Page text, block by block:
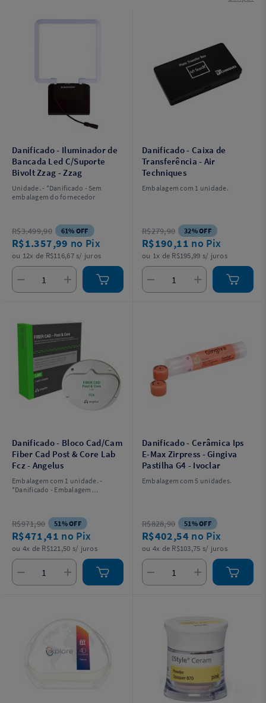
Danificado - Iluminador de
Bancada Led C/Suporte
Bivolt Zzag - Zzag
Unidade. - *Danificado - Sem
embalagem do fornecedor
R$3.499,90 61% OFF
R$1.357,99 no Pix
ou 12x de R$116,67 s/ juros
Danificado - Caixa de
Transferência - Air
Techniques
Embalagem com 1 unidade.
R$279,90 32% OFF
R$190,11 no Pix
ou 1x de R$195,99 s/ juros
Danificado - Bloco Cad/Cam
Fiber Cad Post & Core Lab
Fcz - Angelus
Embalagem com 1 unidade. -
*Danificado - Embalagem
R$971,90 51% OFF
R$471,41 no Pix
ou 4x de R$121,50 s/ juros
Danificado - Cerâmica Ips
E-Max Zirpress - Gingiva
Pastilha G4 - Ivoclar
Embalagem com 5 unidades.
R$828,90 51% OFF
R$402,54 no Pix
ou 4x de R$103,75 s/ juros